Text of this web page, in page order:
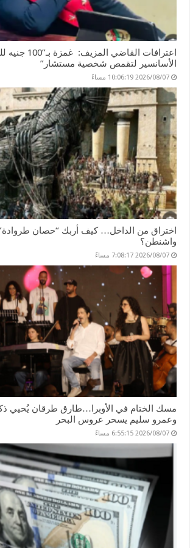
اعترافات القاضي
الأسانسير لتقمص شخصية مستشار”
2026/08/07 10:06:19 مساءً
اختراق من الداخل… كيف أربك “حصان
واشنطن؟
2026/08/07 7:08:17 مساءً
مسك الختام في الأوبرا…طارق طرقان يُحيي
وعمرو سليم يسحر عروس البحر
2026/08/07 6:55:15 مساءً